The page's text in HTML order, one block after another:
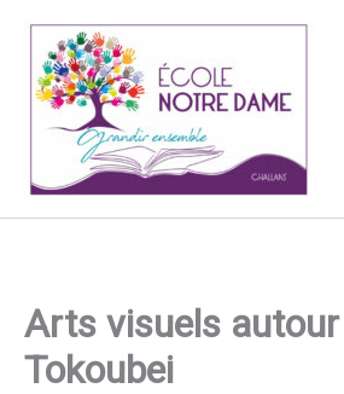
contenu
Arts visuels
Tokoubei